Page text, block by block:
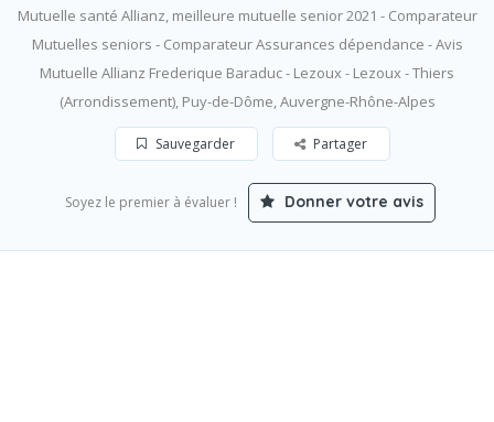
Mutuelle santé Allianz, meilleure mutuelle senior 2021 - Comparateur
Mutuelles seniors - Comparateur Assurances dépendance - Avis
Mutuelle Allianz Frederique Baraduc - Lezoux - Lezoux - Thiers
(Arrondissement), Puy-de-Dôme, Auvergne-Rhône-Alpes
Sauvegarder Partager
Soyez le premier à évaluer ! Donner votre avis